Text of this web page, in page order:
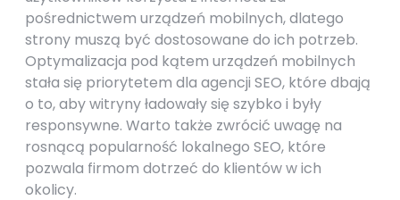
pośrednictwem urządzeń mobilnych, dlatego
strony muszą być dostosowane do ich potrzeb.
Optymalizacja pod kątem urządzeń mobilnych
stała się priorytetem dla agencji SEO, które dbają
o to, aby witryny ładowały się szybko i były
responsywne. Warto także zwrócić uwagę na
rosnącą popularność lokalnego SEO, które
pozwala firmom dotrzeć do klientów w ich
okolicy.